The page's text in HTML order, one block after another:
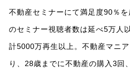
不動産セミナーにて満足度90％
のセミナー視聴者数は延べ5万人
計5000万再生以上。不動産マニ
り、28歳までに不動産の購入3回